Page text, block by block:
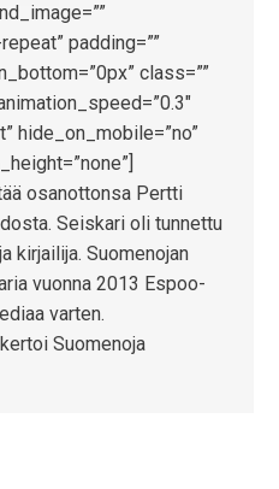
padding=””
class=””
hide_on_mobile=”no”
osanottonsa Pertti
Seiskari oli tunnettu
kirjailija. Suomenojan
vuonna 2013 Espoo-
varten.
Suomenoja